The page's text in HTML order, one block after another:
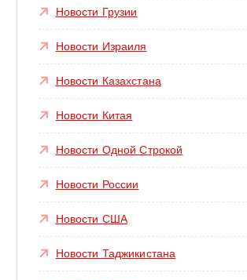
Новости Грузии
Новости Израиля
Новости Казахстана
Новости Китая
Новости Одной Строкой
Новости России
Новости США
Новости Таджикистана